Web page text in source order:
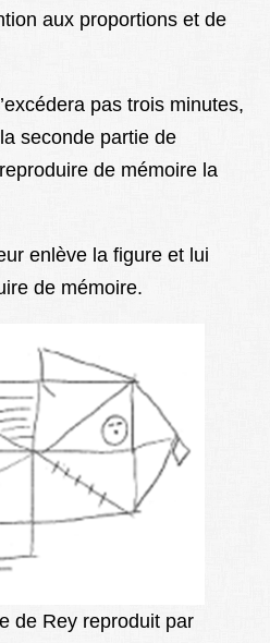
aux proportions et de
pas trois minutes,
seconde partie de
de mémoire la
enlève la figure et lui
de mémoire.
de Rey reproduit par